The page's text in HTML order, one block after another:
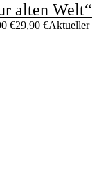
alten Welt“
€29,90 €Aktueller